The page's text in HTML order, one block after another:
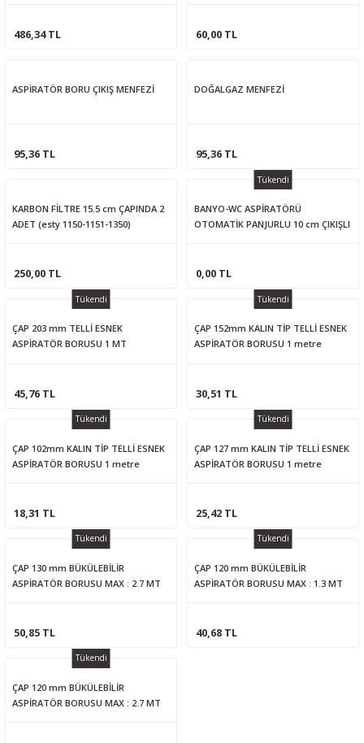
486,34 TL 60,00 TL
ASPİRATÖR BORU ÇIKIŞ MENFEZİ
95,36 TL
DOĞALGAZ MENFEZİ
95,36 TL
KARBON FİLTRE 15.5 cm ÇAPINDA 2
ADET (esty 1150-1151-1350)
250,00 TL
Tükendi
BANYO-WC ASPİRATÖRÜ
OTOMATİK PANJURLU 10 cm ÇIKIŞLI
0,00 TL
Tükendi
ÇAP 203 mm TELLİ ESNEK
ASPİRATÖR BORUSU 1 MT
45,76 TL
Tükendi
ÇAP 152mm KALIN TİP TELLİ ESNEK
ASPİRATÖR BORUSU 1 metre
30,51 TL
Tükendi
ÇAP 102mm KALIN TİP TELLİ ESNEK
ASPİRATÖR BORUSU 1 metre
18,31 TL
Tükendi
ÇAP 127 mm KALIN TİP TELLİ ESNEK
ASPİRATÖR BORUSU 1 metre
25,42 TL
Tükendi
ÇAP 130 mm BÜKÜLEBİLİR
ASPİRATÖR BORUSU MAX : 2.7 MT
50,85 TL
Tükendi
ÇAP 120 mm BÜKÜLEBİLİR
ASPİRATÖR BORUSU MAX : 1.3 MT
40,68 TL
Tükendi
ÇAP 120 mm BÜKÜLEBİLİR
ASPİRATÖR BORUSU MAX : 2.7 MT